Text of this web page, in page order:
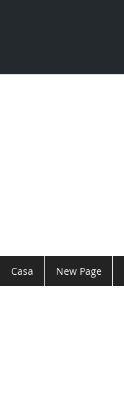
Casa New Page